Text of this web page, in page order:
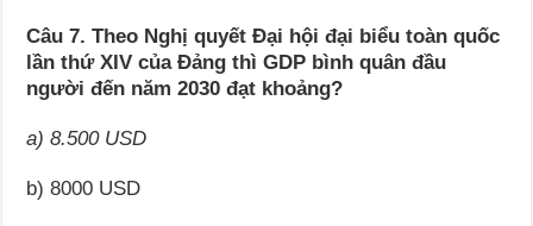
Câu 7. Theo Nghị quyết Đại hội đại biểu toàn quốc
lần thứ XIV của Đảng thì GDP bình quân đầu
người đến năm 2030 đạt khoảng?
a) 8.500 USD
b) 8000 USD